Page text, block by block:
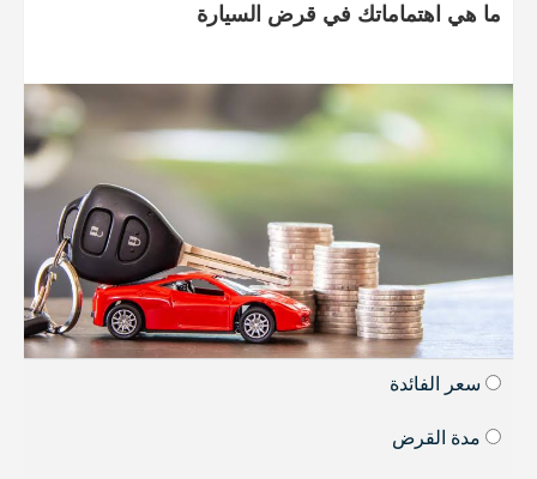
ما هي اهتماماتك في قرض السيارة
سعر الفائدة
مدة القرض